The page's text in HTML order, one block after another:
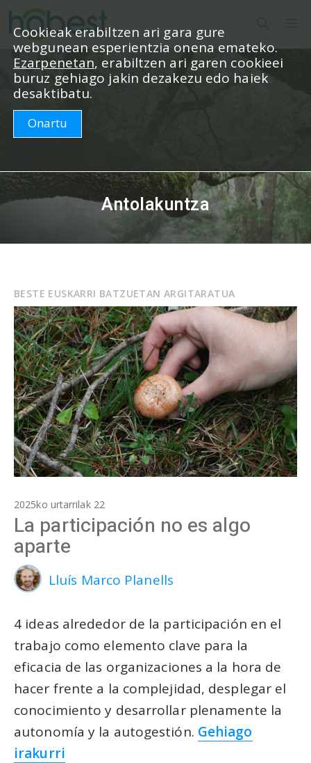
Edukira
salto
egin
Antolakuntza
BESTE EUSKARRI BATZUETAN ARGITARATUA
2025ko urtarrilak 22
La participación no es algo
aparte
Lluís Marco Planells
4 ideas alrededor de la participación en el
trabajo como elemento clave para la
eficacia de las organizaciones a la hora de
hacer frente a la complejidad, desplegar el
conocimiento y desarrollar plenamente la
autonomía y la autogestión. Gehiago
irakurri
Cookieak erabiltzen ari gara gure
webgunean esperientzia onena emateko.
Ezarpenetan, erabiltzen ari garen cookieei
buruz gehiago jakin dezakezu edo haiek
desaktibatu.
Onartu